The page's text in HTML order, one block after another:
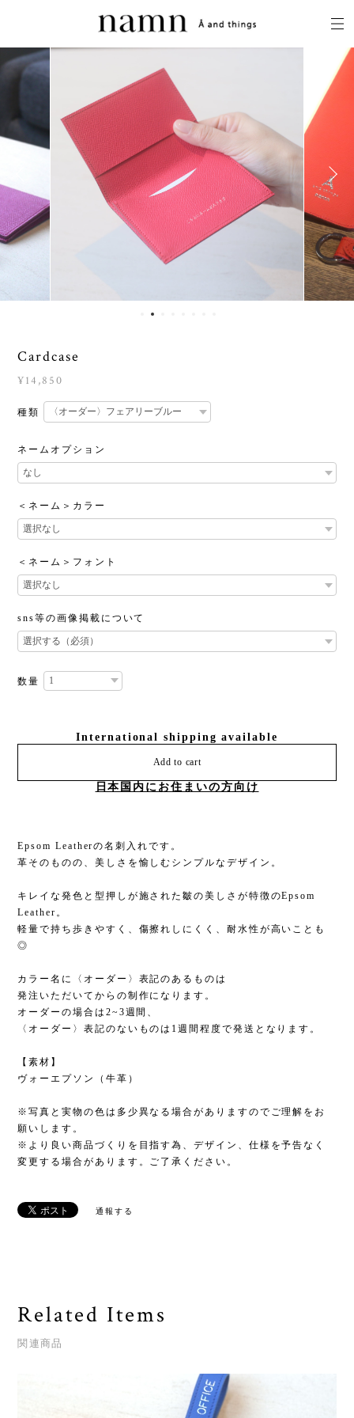
Cardcase
¥14,850
種類
ネームオプション
＜ネーム＞カラー
＜ネーム＞フォント
sns等の画像掲載について
数量
International shipping available
Add to cart
日本国内にお住まいの方向け
Epsom Leatherの名刺入れです。
革そのものの、美しさを愉しむシンプルなデザイン。
キレイな発色と型押しが施された皺の美しさが特徴のEpsom
Leather。
軽量で持ち歩きやすく、傷擦れしにくく、耐水性が高いことも
◎
カラー名に〈オーダー〉表記のあるものは
発注いただいてからの制作になります。
オーダーの場合は2~3週間、
〈オーダー〉表記のないものは1週間程度で発送となります。
【素材】
ヴォーエプソン（牛革）
※写真と実物の色は多少異なる場合がありますのでご理解をお
願いします。
※より良い商品づくりを目指す為、デザイン、仕様を予告なく
変更する場合があります。ご了承ください。
通報する
Related Items
関連商品